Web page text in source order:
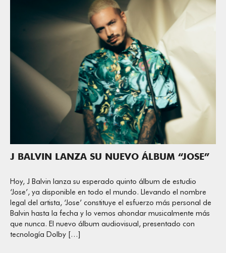
J BALVIN LANZA SU NUEVO ÁLBUM “JOSE”
Hoy, J Balvin lanza su esperado quinto álbum de estudio
‘Jose’, ya disponible en todo el mundo. Llevando el nombre
legal del artista, ‘Jose’ constituye el esfuerzo más personal de
Balvin hasta la fecha y lo vemos ahondar musicalmente más
que nunca. El nuevo álbum audiovisual, presentado con
tecnología Dolby […]